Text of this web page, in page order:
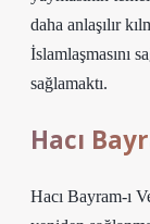
daha anlaşılır
İslamlaşmasını
sağlamaktı.
Hacı
Hacı Bayram-ı